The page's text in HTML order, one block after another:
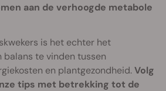
aan de verhoogde metabole
is het echter het
balans te vinden tussen
en plantgezondheid.Volg
tips met betrekking tot de